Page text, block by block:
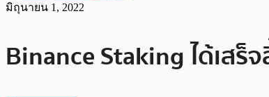
มิถุนายน 1, 2022
Binance Staking ได้เสร็